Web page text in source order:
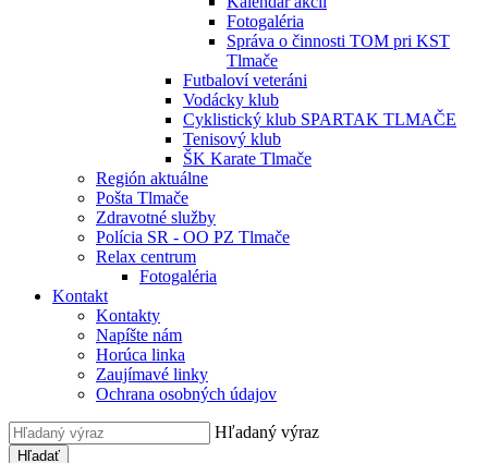
Fotogaléria
Správa o činnosti TOM pri KST
Tlmače
Futbaloví veteráni
Vodácky klub
Cyklistický klub SPARTAK TLMAČE
Tenisový klub
ŠK Karate Tlmače
Región aktuálne
Pošta Tlmače
Zdravotné služby
Polícia SR - OO PZ Tlmače
Relax centrum
Fotogaléria
Kontakt
Kontakty
Napíšte nám
Horúca linka
Zaujímavé linky
Ochrana osobných údajov
Hľadaný výraz
Hľadať